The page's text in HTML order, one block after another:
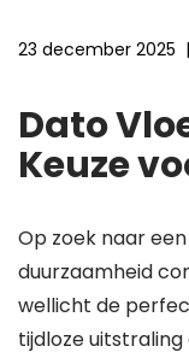
23 december 2025 |
Dato
Keuze
Op zoek naar
duurzaamheid
wellicht de
tijdloze